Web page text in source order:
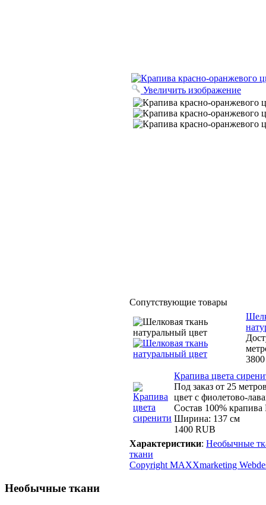
Увеличить изображение
Сопутствующие товары
Крапива цвета
Под заказ от 25
цвет с фиолетово-
Состав 100%
Ширина: 137 см
1400 RUB
Характеристики: Необычные
ткани
Copyright MAXXmarketing
Необычные ткани